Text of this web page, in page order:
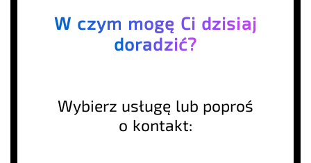
W czym mogę Ci dzisiaj
doradzić?
Wybierz usługę lub poproś
o kontakt: